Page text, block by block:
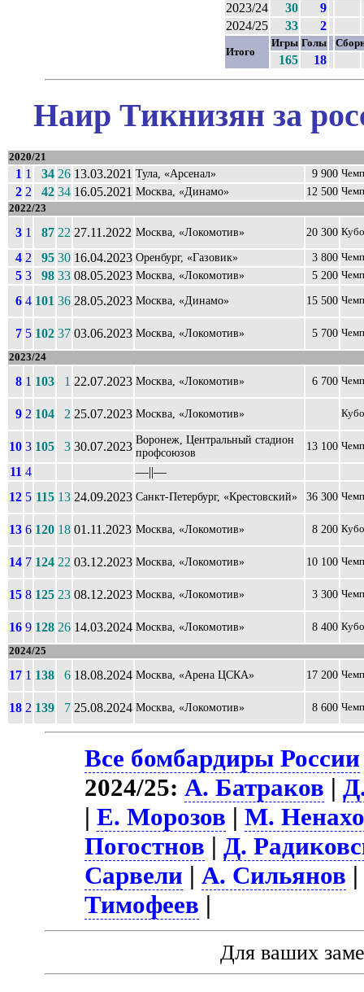
2023/24
30
9
2024/25
33 2
Итого
Игры Голы
165 18
Наир Тикнизян за
2020/21
1 1 34 26 13.03.2021 Тула, «Арсенал» 9 900
2 2 42 34 16.05.2021 Москва, «Динамо» 12 500
2022/23
3 1 87 22 27.11.2022 Москва, «Локомотив» 20 300
4 2 95 30 16.04.2023 Оренбург, «Газовик» 3 800
5 3 98 33 08.05.2023 Москва, «Локомотив» 5 200
6 4 101 36 28.05.2023 Москва, «Динамо» 15 500
7 5 102 37 03.06.2023 Москва, «Локомотив» 5 700
2023/24
8 1 103 1 22.07.2023 Москва, «Локомотив» 6 700
9 2 104 2 25.07.2023 Москва, «Локомотив»
10 3 105 3 30.07.2023 Воронеж, Центральный стадион
профсоюзов
13 100
11 4
––||––
12 5 115 13 24.09.2023 Санкт-Петербург, «Крестовский» 36 300
13 6 120 18 01.11.2023 Москва, «Локомотив» 8 200
14 7 124 22 03.12.2023 Москва, «Локомотив» 10 100
15 8 125 23 08.12.2023 Москва, «Локомотив» 3 300
16 9 128 26 14.03.2024 Москва, «Локомотив» 8 400
2024/25
17 1 138 6 18.08.2024 Москва, «Арена ЦСКА» 17 200
18 2 139 7 25.08.2024 Москва, «Локомотив» 8 600
Все бомбардиры России
2024/25:А. Батраков |
|Е. Морозов |М.
Погостнов |Д.
Сарвели |А. Сильянов
Тимофеев |
Для ваших